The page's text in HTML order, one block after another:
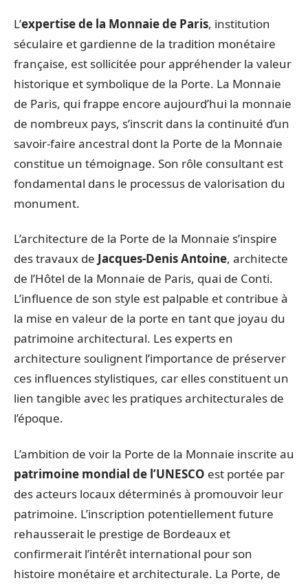
L’expertise de la Monnaie de Paris, institution
séculaire et gardienne de la tradition monétaire
française, est sollicitée pour appréhender la valeur
historique et symbolique de la Porte. La Monnaie
de Paris, qui frappe encore aujourd’hui la monnaie
de nombreux pays, s’inscrit dans la continuité d’un
savoir-faire ancestral dont la Porte de la Monnaie
constitue un témoignage. Son rôle consultant est
fondamental dans le processus de valorisation du
monument.
L’architecture de la Porte de la Monnaie s’inspire
des travaux de Jacques-Denis Antoine, architecte
de l’Hôtel de la Monnaie de Paris, quai de Conti.
L’influence de son style est palpable et contribue à
la mise en valeur de la porte en tant que joyau du
patrimoine architectural. Les experts en
architecture soulignent l’importance de préserver
ces influences stylistiques, car elles constituent un
lien tangible avec les pratiques architecturales de
l’époque.
L’ambition de voir la Porte de la Monnaie inscrite au
patrimoine mondial de l’UNESCO est portée par
des acteurs locaux déterminés à promouvoir leur
patrimoine. L’inscription potentiellement future
rehausserait le prestige de Bordeaux et
confirmerait l’intérêt international pour son
histoire monétaire et architecturale. La Porte, de